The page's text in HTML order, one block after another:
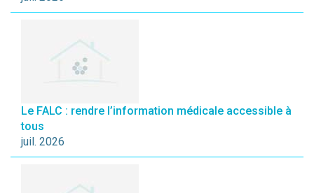
Le FALC : rendre l’information médicale accessible à
tous
juil. 2026